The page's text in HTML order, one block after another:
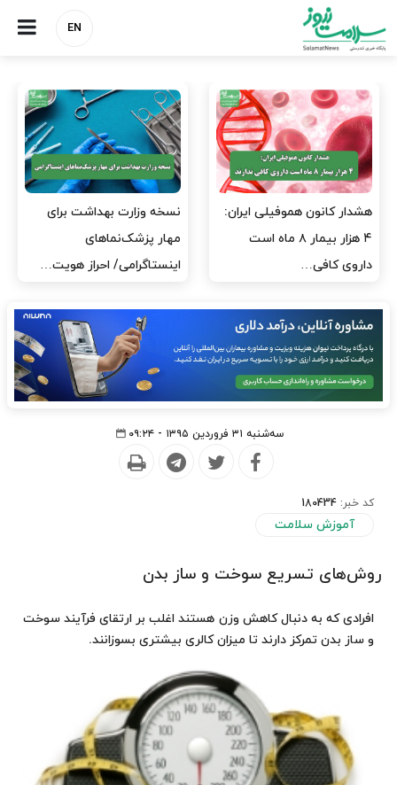
EN
مدیران پرستاری باید حامی
پرستاران باشند، نه عامل فشار
مدیریت سلامت، میدان
آزمون و خطا نیست
سه‌شنبه ۳۱ فروردین ۱۳۹۵ - ۰۹:۲۴
کد خبر: 180434
آموزش سلامت
روش‌های تسریع سوخت‌ و ساز بدن
افرادی که به دنبال کاهش وزن هستند اغلب بر ارتقای فرآیند سوخت
و ساز بدن تمرکز دارند تا میزان کالری بیشتری بسوزانند.